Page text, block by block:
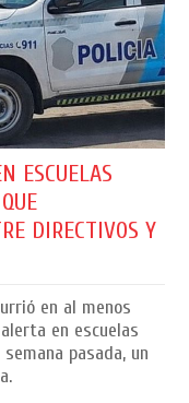
ESCUELAS
DIRECTIVOS Y
en al menos
en escuelas
pasada, un